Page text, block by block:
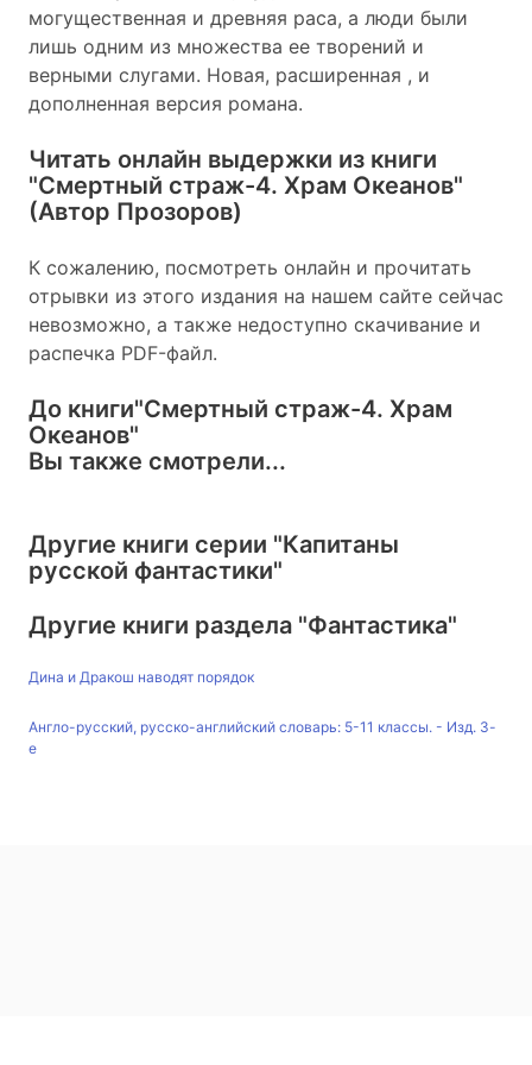
могущественная и древняя раса, а люди были
лишь одним из множества ее творений и
верными слугами. Новая, расширенная , и
дополненная версия романа.
Читать онлайн выдержки из книги
"Смертный страж-4. Храм Океанов"
(Автор Прозоров)
К сожалению, посмотреть онлайн и прочитать
отрывки из этого издания на нашем сайте сейчас
невозможно, а также недоступно скачивание и
распечка PDF-файл.
До книги"Смертный страж-4. Храм
Океанов"
Вы также смотрели...
Другие книги серии "Капитаны
русской фантастики"
Другие книги раздела "Фантастика"
Дина и Дракош наводят порядок
Англо-русский, русско-английский словарь: 5-11 классы. - Изд. 3-
е